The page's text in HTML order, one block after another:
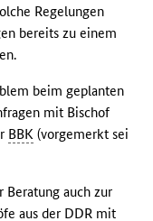
Regelungen
bereits zu einem
beim geplanten
mit Bischof
BBK (vorgemerkt sei
Beratung auch zur
aus der DDR mit